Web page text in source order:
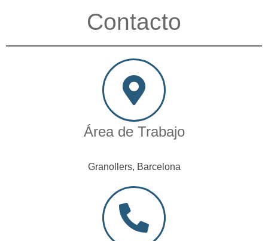
Contacto
Área de Trabajo
Granollers, Barcelona